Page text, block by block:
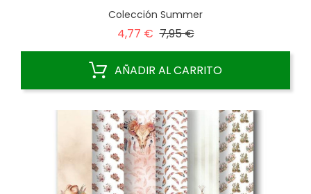
Colección Summer
4,77 € Precio
7,95 €Precio
AÑADIR AL CARRITO